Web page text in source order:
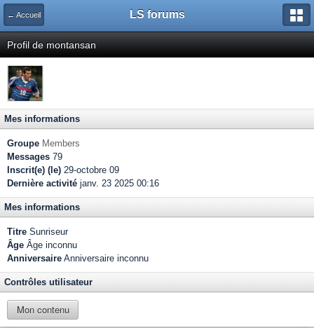
← Accueil LS forums
Profil de montansan
Mes informations
Groupe Members
Messages 79
Inscrit(e) (le) 29-octobre 09
Dernière activité janv. 23 2025 00:16
Mes informations
Titre Sunriseur
Âge Âge inconnu
Anniversaire Anniversaire inconnu
Contrôles utilisateur
Mon contenu